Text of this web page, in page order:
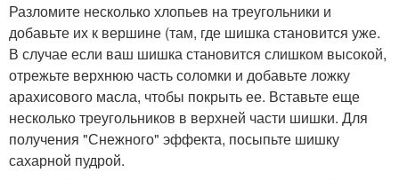
Разломите несколько хлопьев на треугольники и
добавьте их к вершине (там, где шишка становится уже.
В случае если ваш шишка становится слишком высокой,
отрежьте верхнюю часть соломки и добавьте ложку
арахисового масла, чтобы покрыть ее. Вставьте еще
несколько треугольников в верхней части шишки. Для
получения "Снежного" эффекта, посыпьте шишку
сахарной пудрой.